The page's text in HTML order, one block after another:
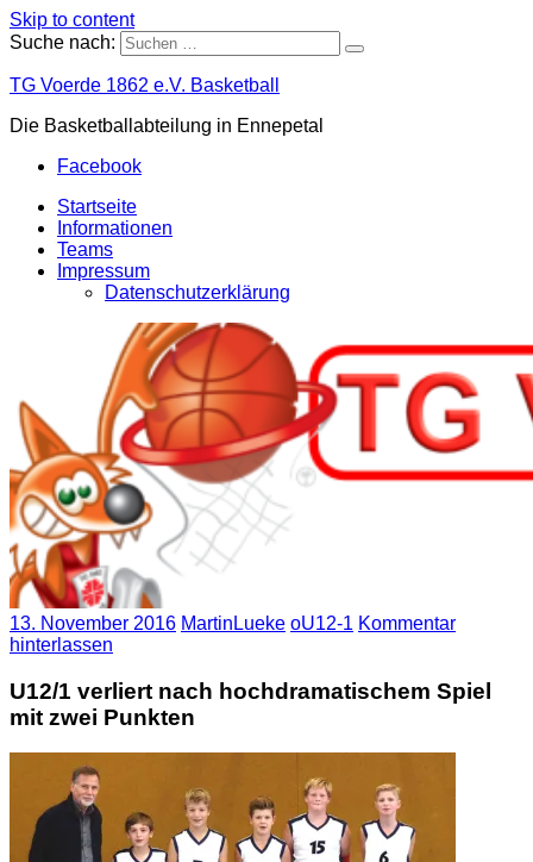
Skip to content
Suche nach:
TG Voerde 1862 e.V. Basketball
Die Basketballabteilung in Ennepetal
Facebook
Startseite
Informationen
Teams
Impressum
Datenschutzerklärung
13. November 2016 MartinLueke oU12-1 Kommentar
hinterlassen
U12/1 verliert nach hochdramatischem Spiel
mit zwei Punkten